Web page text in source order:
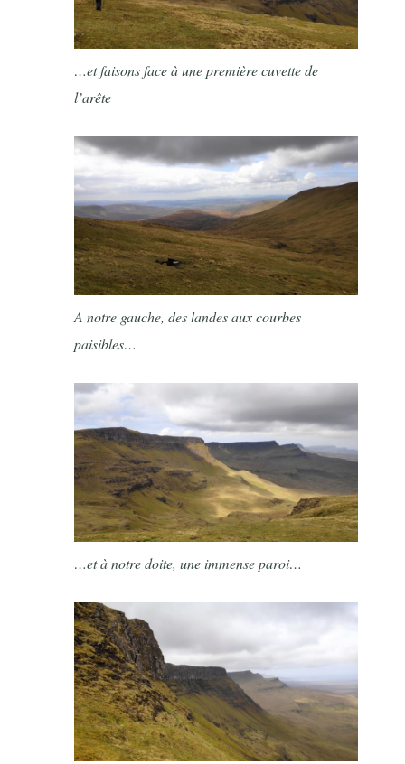
…et faisons face à une première cuvette de
l’arête
A notre gauche, des landes aux courbes
paisibles…
…et à notre doite, une immense paroi…